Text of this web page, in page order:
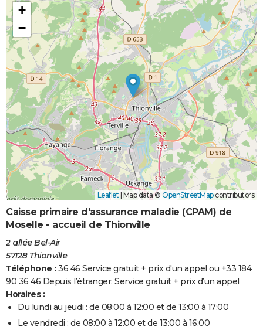
+
−
Leaflet Map data © OpenStreetMapcontributors
Caisse primaire d'assurance maladie (CPAM) de
Moselle - accueil de Thionville
2 allée Bel-Air
57128 Thionville
Téléphone : 36 46 Service gratuit + prix d'un appel ou +33 184
90 36 46 Depuis l’étranger. Service gratuit + prix d’un appel
Horaires :
Du lundi au jeudi : de 08:00 à 12:00 et de 13:00 à 17:00
Le vendredi : de 08:00 à 12:00 et de 13:00 à 16:00